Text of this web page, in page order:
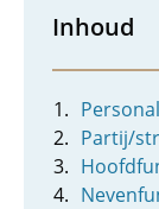
Inhoud
Partij/